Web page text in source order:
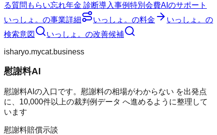
る質問 もらい忘れ年金 診断導入事例特別会費AIのサポート
いっしょ。 の事業詳細 いっしょ。 の料金 いっしょ。 の
検索意図
いっしょ。 の改善候補
isharyo.mycat.business
慰謝料AI
慰謝料AIの入口です。慰謝料の相場がわからない を出発点
に、10,000件以上の裁判例データ へ進めるように整理して
います
慰謝料賠償示談